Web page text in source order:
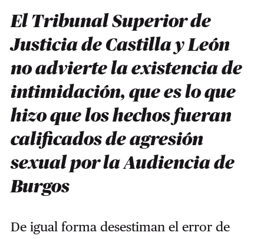
El Tribunal Superior de
Justicia de Castilla y León
no advierte la existencia de
intimidación, que es lo que
hizo que los hechos fueran
calificados de agresión
sexual por la Audiencia de
Burgos
De igual forma desestiman el error de